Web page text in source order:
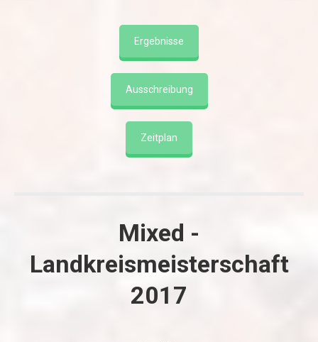
Ergebnisse
Ausschreibung
Zeitplan
Mixed -
Landkreismeisterschaft
2017